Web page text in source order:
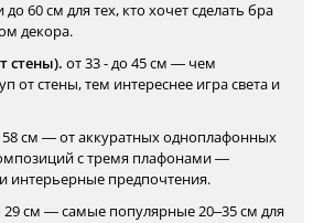
60 см для тех, кто хочет сделать бра
декора.
стены). от 33 - до 45 см — чем
от стены, тем интереснее игра света и
58 см — от аккуратных одноплафонных
с тремя плафонами —
интерьерные предпочтения.
29 см — самые популярные 20–35 см для